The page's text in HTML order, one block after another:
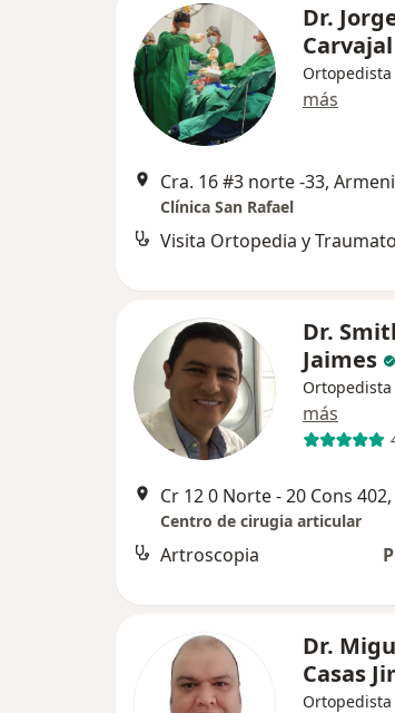
Dr.
Carvajal
más
Clínica San Rafael
Visita Ortopedia y
Dr.
Jaimes
más
Cr 12 0 Norte - 20 Cons
Centro de cirugia articular
Artroscopia
Dr.
Casas